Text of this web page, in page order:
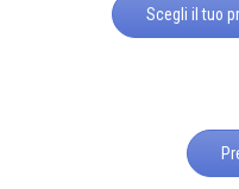
Scegli il tuo